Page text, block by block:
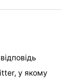
у якому